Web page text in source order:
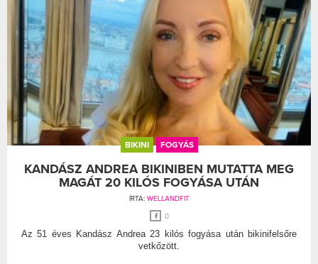
BIKINI FOGYÁS
KANDÁSZ ANDREA BIKINIBEN MUTATTA MEG
MAGÁT 20 KILÓS FOGYÁSA UTÁN
ÍRTA: WELLANDFIT
0
Az 51 éves Kandász Andrea 23 kilós fogyása után bikinifelsőre
vetkőzött.